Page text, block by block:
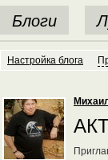
Блоги
Настройка блога